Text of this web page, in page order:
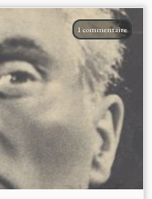
1 commentaire